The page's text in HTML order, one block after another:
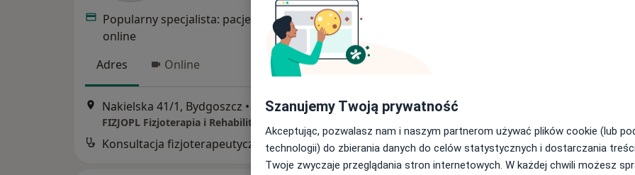
Popularny specjalista: pacjenci chętnie płacą
online
Adres
Online
Nakielska 41/1, Bydgoszcz • Mapa
FIZJOPL Fizjoterapia i Rehabilitacja
Konsultacja fizjoterapeutyczna 190 zł
Szanujemy Twoją prywatność
Akceptując, pozwalasz nam i naszym partnerom używać plików cookie (lub
technologii) do zbierania danych do celów statystycznych i dostarczania
Twoje zwyczaje przeglądania stron internetowych. W każdej chwili możesz